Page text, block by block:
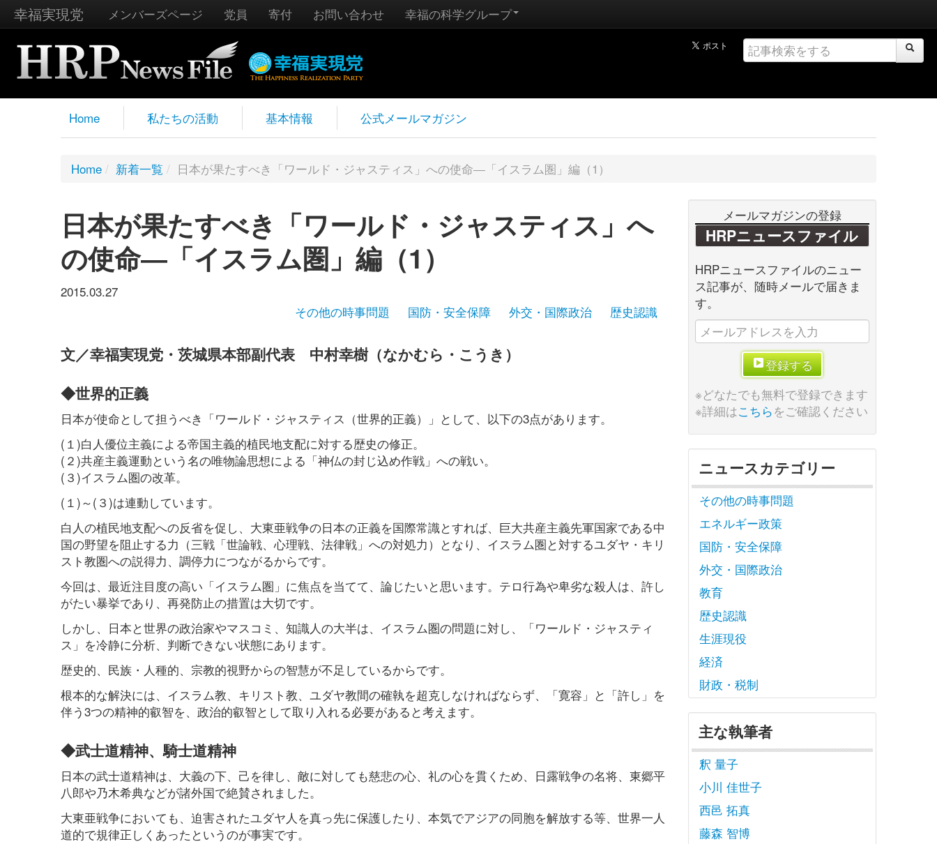
幸福実現党 メンバーズページ 党員 寄付 お問い合わせ 幸福の科学グループ
Home 私たちの活動 基本情報 公式メールマガジン
Home / 新着一覧 / 日本が果たすべき「ワールド・ジャスティス」への使命―「イスラム圏」編（1）
日本が果たすべき「ワールド・ジャスティス」へ
の使命―「イスラム圏」編（1）
2015.03.27
その他の時事問題
国防・安全保障 外交・国際政治 歴史認識
文／幸福実現党・茨城県本部副代表 中村幸樹（なかむら・こうき）
◆世界的正義
日本が使命として担うべき「ワールド・ジャスティス（世界的正義）」として、以下の3点があります。
(１)白人優位主義による帝国主義的植民地支配に対する歴史の修正。
(２)共産主義運動という名の唯物論思想による「神仏の封じ込め作戦」への戦い。
(３)イスラム圏の改革。
(１)～(３)は連動しています。
白人の植民地支配への反省を促し、大東亜戦争の日本の正義を国際常識とすれば、巨大共産主義先軍国家である中
国の野望を阻止する力（三戦「世論戦、心理戦、法律戦」への対処力）となり、イスラム圏と対するユダヤ・キリ
スト教圏への説得力、調停力につながるからです。
今回は、最近注目度の高い「イスラム圏」に焦点を当てて、論じたいと思います。テロ行為や卑劣な殺人は、許し
がたい暴挙であり、再発防止の措置は大切です。
しかし、日本と世界の政治家やマスコミ、知識人の大半は、イスラム圏の問題に対し、「ワールド・ジャスティ
ス」を冷静に分析、判断できない状態にあります。
歴史的、民族・人種的、宗教的視野からの智慧が不足しているからです。
根本的な解決には、イスラム教、キリスト教、ユダヤ教間の確執を超克しなければならず、「寛容」と「許し」を
伴う3つの精神的叡智を、政治的叡智として取り入れる必要があると考えます。
◆武士道精神、騎士道精神
日本の武士道精神は、大義の下、己を律し、敵に対しても慈悲の心、礼の心を貫くため、日露戦争の名将、東郷平
八郎や乃木希典などが諸外国で絶賛されました。
大東亜戦争においても、迫害されたユダヤ人を真っ先に保護したり、本気でアジアの同胞を解放する等、世界一人
道的で規律正しくあったというのが事実です。
メールマガジンの登録
HRPニュースファイル
HRPニュースファイルのニュー
ス記事が、随時メールで届きま
す。
登録する
※どなたでも無料で登録できます
※詳細はこちらをご確認ください
ニュースカテゴリー
その他の時事問題
エネルギー政策
国防・安全保障
外交・国際政治
教育
歴史認識
生涯現役
経済
財政・税制
主な執筆者
釈 量子
小川 佳世子
西邑 拓真
藤森 智博